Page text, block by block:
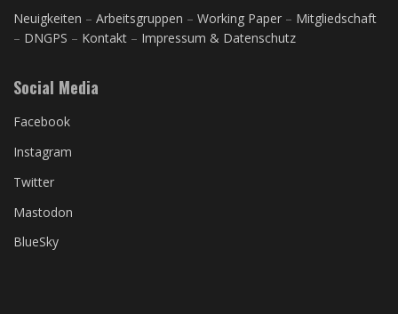
Neuigkeiten – Arbeitsgruppen – Working Paper – Mitgliedschaft
– DNGPS – Kontakt – Impressum & Datenschutz
Social Media
Facebook
Instagram
Twitter
Mastodon
BlueSky